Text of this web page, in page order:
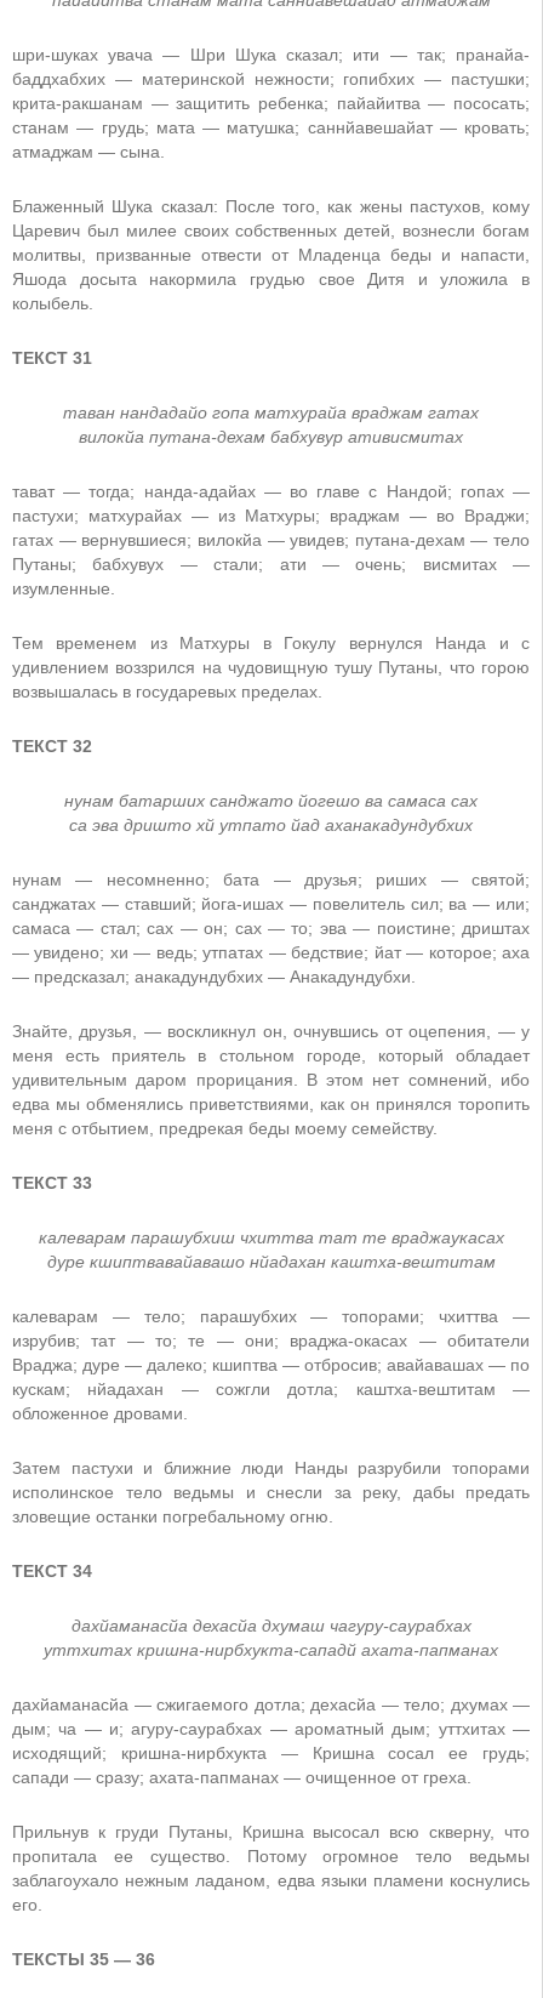
шри-шуках увача — Шри Шука сказал; ити — так; пранайа-
баддхабхих — материнской нежности; гопибхих — пастушки;
крита-ракшанам — защитить ребенка; пайайитва — пососать;
станам — грудь; мата — матушка; саннйавешайат — кровать;
атмаджам — сына.
Блаженный Шука сказал: После того, как жены пастухов, кому
Царевич был милее своих собственных детей, вознесли богам
молитвы, призванные отвести от Младенца беды и напасти,
Яшода досыта накормила грудью свое Дитя и уложила в
колыбель.
ТЕКСТ 31
таван нандадайо гопа матхурайа враджам гатах
вилокйа путана-дехам бабхувур ативисмитах
тават — тогда; нанда-адайах — во главе с Нандой; гопах —
пастухи; матхурайах — из Матхуры; враджам — во Враджи;
гатах — вернувшиеся; вилокйа — увидев; путана-дехам — тело
Путаны; бабхувух — стали; ати — очень; висмитах —
изумленные.
Тем временем из Матхуры в Гокулу вернулся Нанда и с
удивлением воззрился на чудовищную тушу Путаны, что горою
возвышалась в государевых пределах.
ТЕКСТ 32
нунам батарших санджато йогешо ва самаса сах
са эва дришто хй утпато йад аханакадундубхих
нунам — несомненно; бата — друзья; риших — святой;
санджатах — ставший; йога-ишах — повелитель сил; ва — или;
самаса — стал; сах — он; сах — то; эва — поистине; дриштах
— увидено; хи — ведь; утпатах — бедствие; йат — которое; аха
— предсказал; анакадундубхих — Анакадундубхи.
Знайте, друзья, — воскликнул он, очнувшись от оцепения, — у
меня есть приятель в стольном городе, который обладает
удивительным даром прорицания. В этом нет сомнений, ибо
едва мы обменялись приветствиями, как он принялся торопить
меня с отбытием, предрекая беды моему семейству.
ТЕКСТ 33
калеварам парашубхиш чхиттва тат те враджаукасах
дуре кшиптвавайавашо нйадахан каштха-вештитам
калеварам — тело; парашубхих — топорами; чхиттва —
изрубив; тат — то; те — они; враджа-окасах — обитатели
Враджа; дуре — далеко; кшиптва — отбросив; авайавашах — по
кускам; нйадахан — сожгли дотла; каштха-вештитам —
обложенное дровами.
Затем пастухи и ближние люди Нанды разрубили топорами
исполинское тело ведьмы и снесли за реку, дабы предать
зловещие останки погребальному огню.
ТЕКСТ 34
дахйаманасйа дехасйа дхумаш чагуру-саурабхах
уттхитах кришна-нирбхукта-сападй ахата-папманах
дахйаманасйа — сжигаемого дотла; дехасйа — тело; дхумах —
дым; ча — и; агуру-саурабхах — ароматный дым; уттхитах —
исходящий; кришна-нирбхукта — Кришна сосал ее грудь;
сапади — сразу; ахата-папманах — очищенное от греха.
Прильнув к груди Путаны, Кришна высосал всю скверну, что
пропитала ее существо. Потому огромное тело ведьмы
заблагоухало нежным ладаном, едва языки пламени коснулись
его.
ТЕКСТЫ 35 — 36